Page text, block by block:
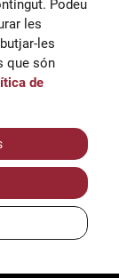
Podeu
les
les
que són
de